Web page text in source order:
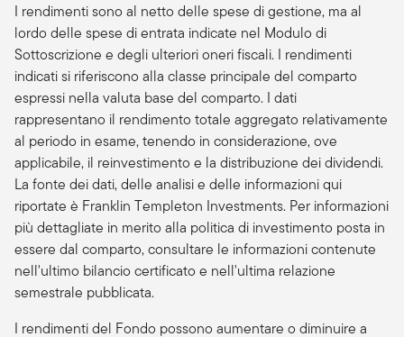
I rendimenti sono al netto delle spese di gestione, ma al
lordo delle spese di entrata indicate nel Modulo di
Sottoscrizione e degli ulteriori oneri fiscali. I rendimenti
indicati si riferiscono alla classe principale del comparto
espressi nella valuta base del comparto. I dati
rappresentano il rendimento totale aggregato relativamente
al periodo in esame, tenendo in considerazione, ove
applicabile, il reinvestimento e la distribuzione dei dividendi.
La fonte dei dati, delle analisi e delle informazioni qui
riportate è Franklin Templeton Investments. Per informazioni
più dettagliate in merito alla politica di investimento posta in
essere dal comparto, consultare le informazioni contenute
nell'ultimo bilancio certificato e nell'ultima relazione
semestrale pubblicata.
I rendimenti del Fondo possono aumentare o diminuire a